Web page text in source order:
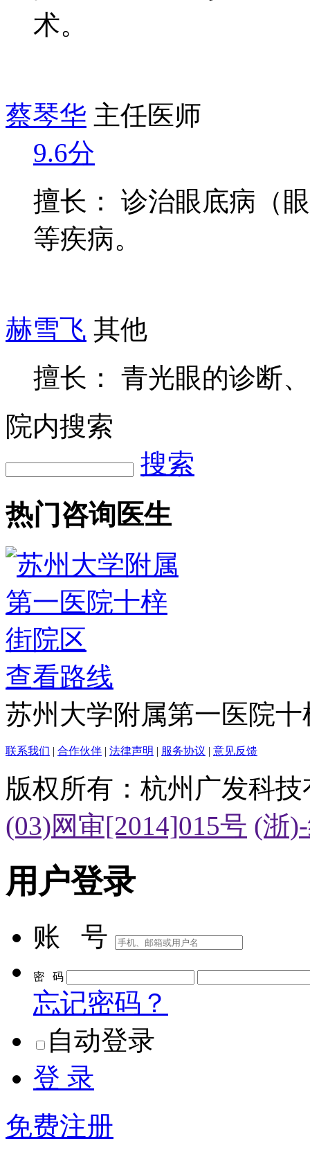
术。
蔡琴华 主任医师
9.6分
擅长： 诊治眼底病（
等疾病。
赫雪飞 其他
擅长： 青光眼的诊断
院内搜索
搜索
热门咨询医生
查看路线
苏州大学附属第一医院
联系我们 | 合作伙伴 | 法律声明 | 服务协议 | 意见反馈
版权所有：杭州广发科
(03)网审[2014]015号 (浙
用户登录
账 号
密 码
忘记密码？
自动登录
登 录
免费注册